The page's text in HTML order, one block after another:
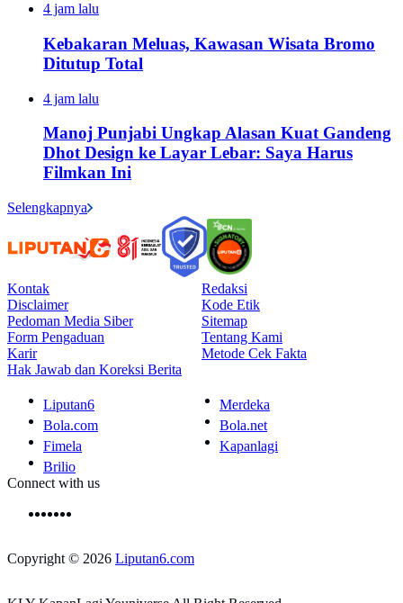
4 jam lalu
Kebakaran Meluas, Kawasan Wisata Bromo
Ditutup Total
4 jam lalu
Manoj Punjabi Ungkap Alasan Kuat Gandeng
Dhot Design ke Layar Lebar: Saya Harus
Filmkan Ini
Selengkapnya
Kontak
Redaksi
Disclaimer
Kode Etik
Pedoman Media Siber
Sitemap
Form Pengaduan
Tentang Kami
Karir
Metode Cek Fakta
Hak Jawab dan Koreksi Berita
Liputan6
Merdeka
Bola.com
Bola.net
Fimela
Kapanlagi
Brilio
Connect with us
Copyright © 2026 Liputan6.com